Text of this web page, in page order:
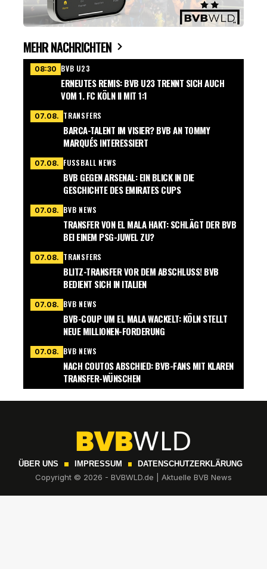
MEHR NACHRICHTEN
08:30 BVB U23
ERNEUTES REMIS: BVB U23 TRENNT SICH AUCH
VOM 1. FC KÖLN II MIT 1:1
07.08. TRANSFERS
BARCA-TALENT IM VISIER? BVB AN TOMMY
MARQUÉS INTERESSIERT
07.08. FUSSBALL NEWS
BVB GEGEN ARSENAL: EIN BLICK IN DIE
GESCHICHTE DES EMIRATES CUPS
07.08. BVB NEWS
TRANSFER VON EL MALA HAKT: SCHLÄGT DER BVB
BEI EINEM PSG-JUWEL ZU?
07.08. TRANSFERS
BLITZ-TRANSFER VOR DEM ABSCHLUSS! BVB
BEDIENT SICH IN ITALIEN
07.08. BVB NEWS
BVB-COUP UM EL MALA WACKELT: KÖLN STELLT
NEUE MILLIONEN-FORDERUNG
07.08. BVB NEWS
NACH COUTOS ABSCHIED: BVB-FANS MIT KLAREN
TRANSFER-WÜNSCHEN
ÜBER UNS IMPRESSUM DATENSCHUTZERKLÄRUNG
Copyright © 2026 - BVBWLD.de | Aktuelle BVB News